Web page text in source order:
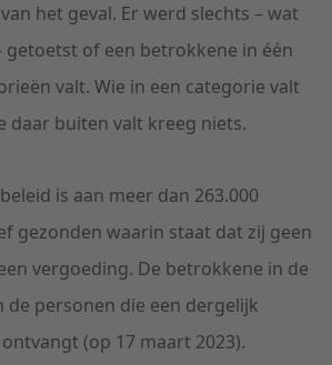
het geval. Er werd slechts – wat
getoetst of een betrokkene in één
valt. Wie in een categorie valt
daar buiten valt kreeg niets.
is aan meer dan 263.000
gezonden waarin staat dat zij geen
vergoeding. De betrokkene in de
de personen die een dergelijk
(op 17 maart 2023).